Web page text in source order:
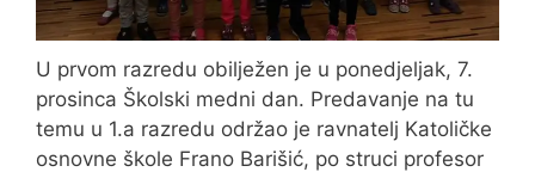
U prvom razredu obilježen je u ponedjeljak, 7.
prosinca Školski medni dan. Predavanje na tu
temu u 1.a razredu održao je ravnatelj Katoličke
osnovne škole Frano Barišić, po struci profesor